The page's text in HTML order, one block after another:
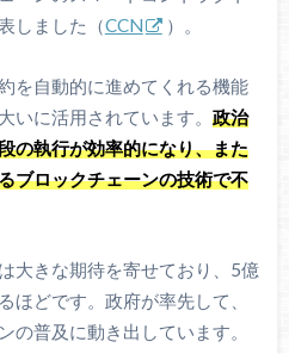
しました（CCN ）。
を自動的に進めてくれる機能
いに活用されています。 政治
の執行が効率的になり、また
ブロックチェーンの技術で不
大きな期待を寄せており、5億
ほどです。政府が率先して、
の普及に動き出しています。